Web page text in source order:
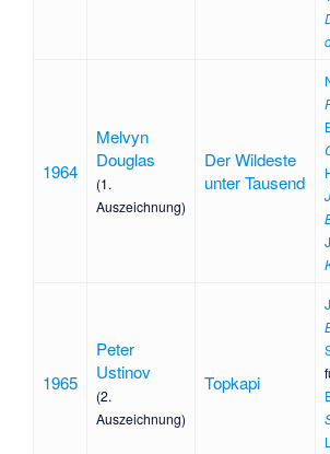
1964
Melvyn
Douglas
(1.
Auszeichnung)
Der Wildeste
unter Tausend
1965
Peter
Ustinov
(2.
Auszeichnung)
Topkapi